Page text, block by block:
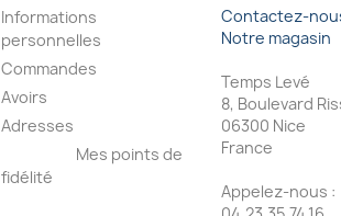
Informations
personnelles
Commandes
Avoirs
Adresses
Mes points de
fidélité
Contactez-
Notre magasin
Temps Levé
8, Boulevard
06300 Nice
France
Appelez-nous :